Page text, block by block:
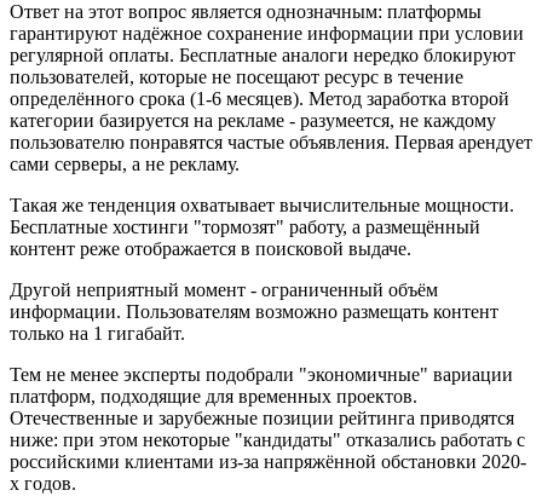
Ответ на этот вопрос является однозначным: платформы
гарантируют надёжное сохранение информации при условии
регулярной оплаты. Бесплатные аналоги нередко блокируют
пользователей, которые не посещают ресурс в течение
определённого срока (1-6 месяцев). Метод заработка второй
категории базируется на рекламе - разумеется, не каждому
пользователю понравятся частые объявления. Первая арендует
сами серверы, а не рекламу.
Такая же тенденция охватывает вычислительные мощности.
Бесплатные хостинги "тормозят" работу, а размещённый
контент реже отображается в поисковой выдаче.
Другой неприятный момент - ограниченный объём
информации. Пользователям возможно размещать контент
только на 1 гигабайт.
Тем не менее эксперты подобрали "экономичные" вариации
платформ, подходящие для временных проектов.
Отечественные и зарубежные позиции рейтинга приводятся
ниже: при этом некоторые "кандидаты" отказались работать с
российскими клиентами из-за напряжённой обстановки 2020-
х годов.